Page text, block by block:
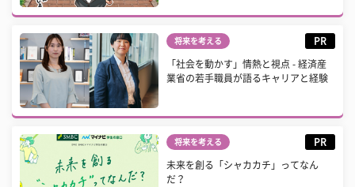
将来を考える PR
「社会を動かす」情熱と視点 - 経済産
業省の若手職員が語るキャリアと経験
将来を考える PR
未来を創る「シャカカチ」ってなん
だ？